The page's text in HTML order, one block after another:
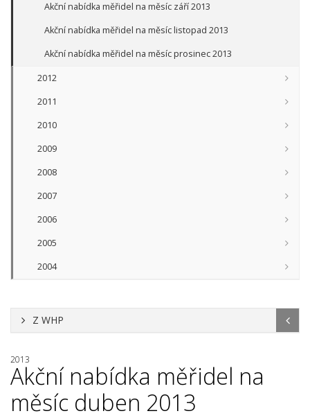
Akční nabídka měřidel na měsíc září 2013
Akční nabídka měřidel na měsíc listopad 2013
Akční nabídka měřidel na měsíc prosinec 2013
2012
2011
2010
2009
2008
2007
2006
2005
2004
Z WHP
2013
Akční nabídka měřidel na
měsíc duben 2013